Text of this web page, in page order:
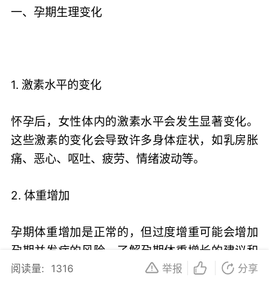
一、孕期生理变化
1. 激素水平的变化
怀孕后，女性体内的激素水平会发生显著变化。
这些激素的变化会导致许多身体症状，如乳房胀
痛、恶心、呕吐、疲劳、情绪波动等。
2. 体重增加
孕期体重增加是正常的，但过度增重可能会增加
孕期并发症的风险。了解孕期体重增长的建议和
目标，可以帮助你保持健康的体重。
阅读量: 1316 举报 分享